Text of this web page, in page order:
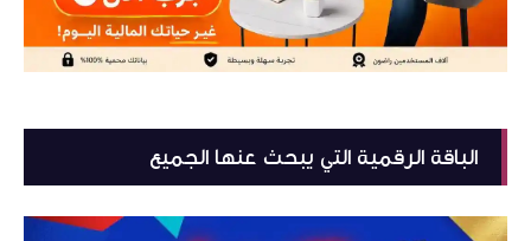
الباقة الرقمية التي يبحث عنها الجميع